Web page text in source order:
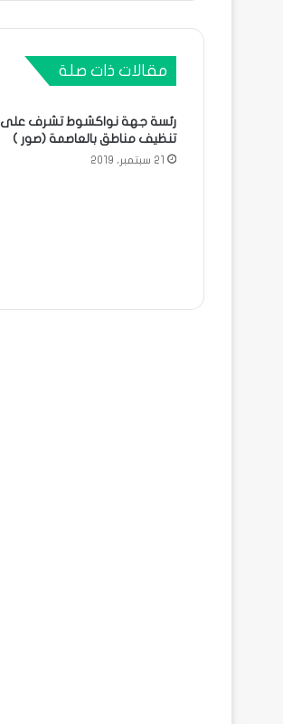
مقالات ذات صلة
رئسة جهة نواكشوط تشرف على
تنظيف مناطق بالعاصمة (صور )
21 سبتمبر، 2019